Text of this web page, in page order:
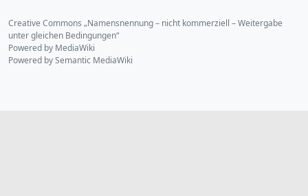
Creative Commons „Namensnennung – nicht kommerziell – Weitergabe
unter gleichen Bedingungen“
Powered by MediaWiki
Powered by Semantic MediaWiki